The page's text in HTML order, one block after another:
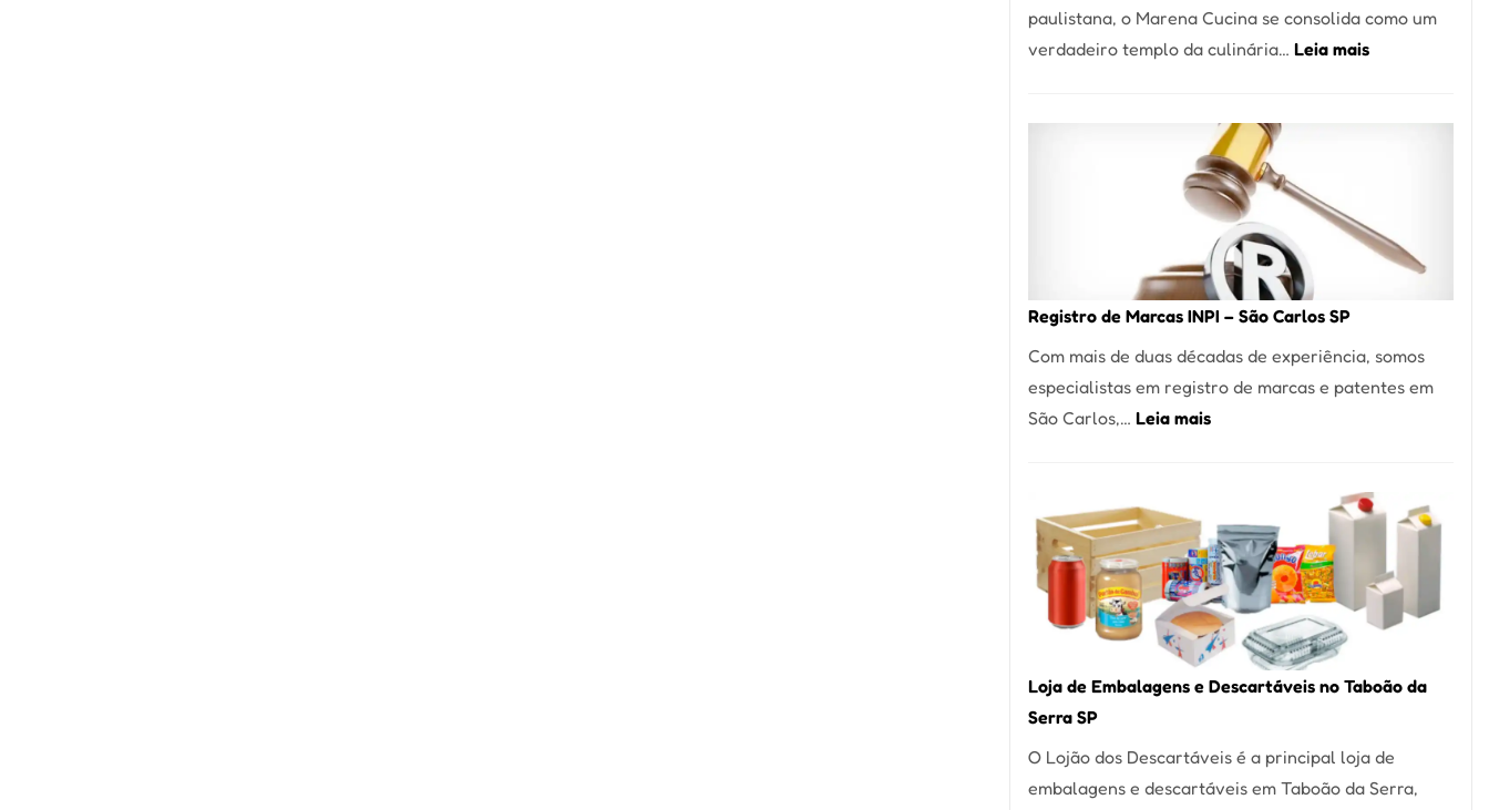
paulistana, o Marena Cucina se consolida como um
verdadeiro templo da culinária… Leia mais:
Culinária
Italiana
do
Itaim
Registro de Marcas INPI – São Carlos SP
Com mais de duas décadas de experiência, somos
especialistas em registro de marcas e patentes em
São Carlos,… Leia mais:
INPI
–
São
Carlos
SP
Loja de Embalagens e Descartáveis no Taboão da
Serra SP
O Lojão dos Descartáveis é a principal loja de
embalagens e descartáveis em Taboão da Serra,